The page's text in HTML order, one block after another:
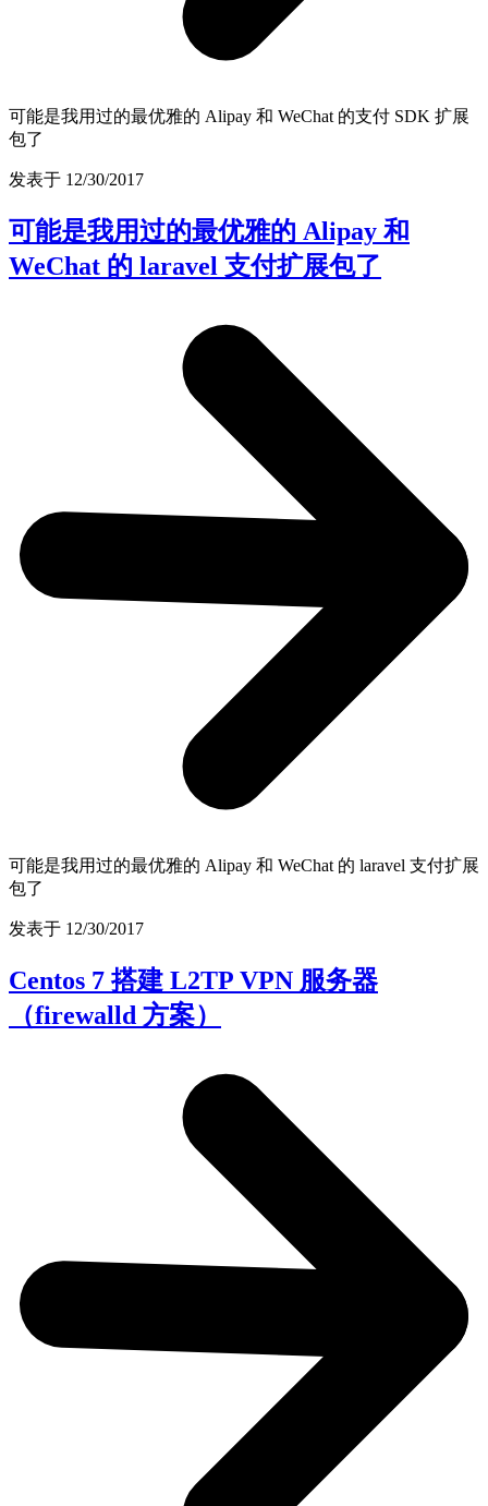
可能是我用过的最优雅的 Alipay 和 WeChat 的支付 SDK 扩展
包了
发表于 12/30/2017
可能是我用过的最优雅的 Alipay 和
WeChat 的 laravel 支付扩展包了
可能是我用过的最优雅的 Alipay 和 WeChat 的 laravel 支付扩展
包了
发表于 12/30/2017
Centos 7 搭建 L2TP VPN 服务器
（firewalld 方案）